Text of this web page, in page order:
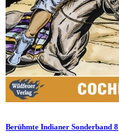
Berühmte Indianer Sonderband 8